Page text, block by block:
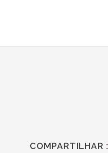
COMPARTILHAR :